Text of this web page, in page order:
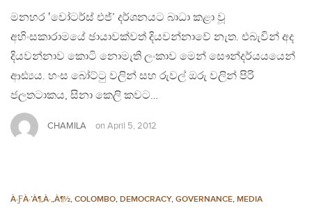
මනහර ‛වෝටර්ස් එජ්’ දර්ශනයට බාධා කළා වූ
අහිංසකාරාමයේ ඡායාවක්වත් දියවන්නාවේ නැත. එබැවින් අද
දියවන්නාව කොටි නොමැති ලංකාව මෙන් සෞන්දර්යයයෙන්
ආඪ්‍යය. හංස බෝට්ටු වලින් සහ රුවල් ඔරු වලින් පිරි
ජලතටාකය, සිනා කෙලි කවට…
CHAMILA on April 5, 2012
À·ƑÀ·’À¶‚À·„À¶½, COLOMBO, DEMOCRACY, GOVERNANCE, MEDIA